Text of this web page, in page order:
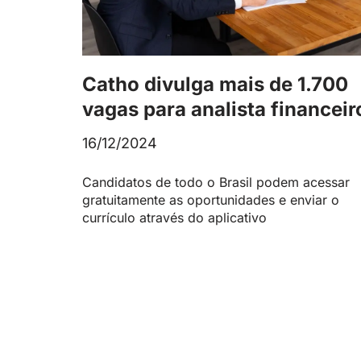
Catho divulga mais de 1.700
vagas para analista
16/12/2024
Candidatos de todo o Brasil podem acessar
gratuitamente as oportunidades e enviar o
currículo através do aplicativo